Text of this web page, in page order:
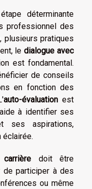
déterminante
professionnel des
plusieurs pratiques
ledialogue avec
est fondamental.
de conseils
en fonction des
auto-évaluationest
à identifier ses
ses aspirations,
doit être
de participer à des
ou même